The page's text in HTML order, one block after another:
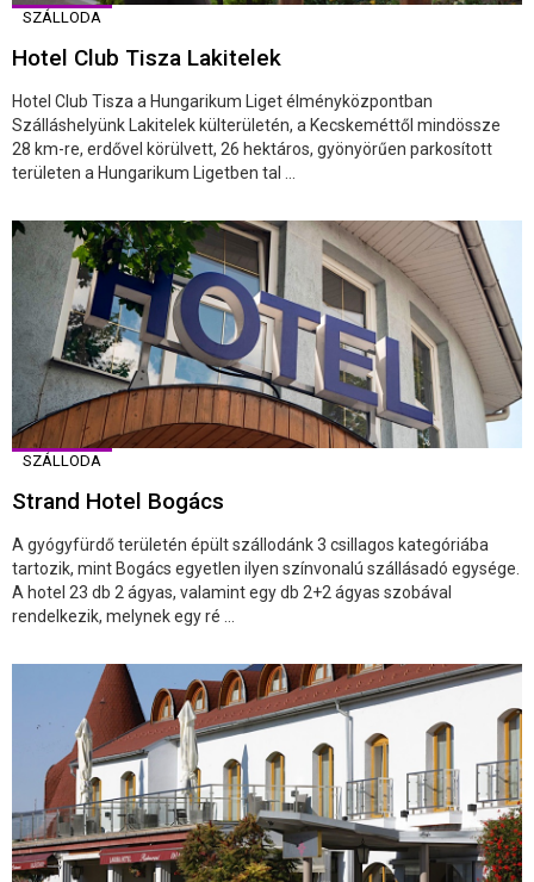
SZÁLLODA
Hotel Club Tisza Lakitelek
Hotel Club Tisza a Hungarikum Liget élményközpontban
Szálláshelyünk Lakitelek külterületén, a Kecskeméttől mindössze
28 km-re, erdővel körülvett, 26 hektáros, gyönyörűen parkosított
területen a Hungarikum Ligetben tal ...
SZÁLLODA
Strand Hotel Bogács
A gyógyfürdő területén épült szállodánk 3 csillagos kategóriába
tartozik, mint Bogács egyetlen ilyen színvonalú szállásadó egysége.
A hotel 23 db 2 ágyas, valamint egy db 2+2 ágyas szobával
rendelkezik, melynek egy ré ...